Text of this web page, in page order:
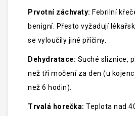
Prvotní záchvaty: Febrilní
benigní. Přesto vyžadují
se vyloučily jiné příčiny.
Dehydratace: Suché sliznice,
než tři močení za den (u
než 6 hodin).
Trvalá horečka: Teplota nad